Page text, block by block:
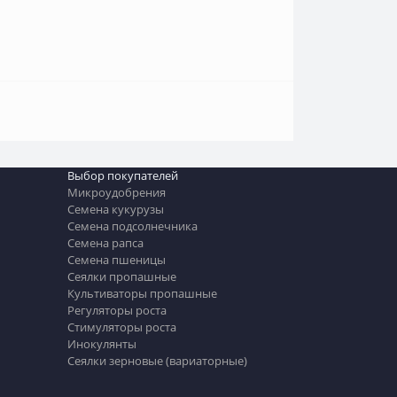
Выбор покупателей
Микроудобрения
Семена кукурузы
Семена подсолнечника
Семена рапса
Семена пшеницы
Сеялки пропашные
Культиваторы пропашные
Регуляторы роста
Стимуляторы роста
Инокулянты
Сеялки зерновые (вариаторные)